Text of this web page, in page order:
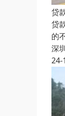
贷
贷
的
深
24-